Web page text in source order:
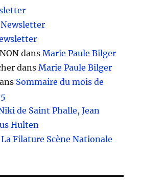
Newsletter
dansMarie Paule Bilger
dansMarie Paule Bilger
Sommaire du mois de
de Saint Phalle, Jean
Hulten
La Filature Scène Nationale